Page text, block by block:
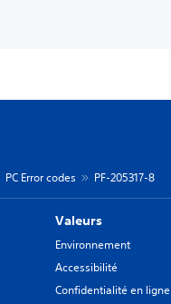
PC Error codes PF-205317-8
Valeurs
Environnement
Accessibilité
Confidentialité en ligne